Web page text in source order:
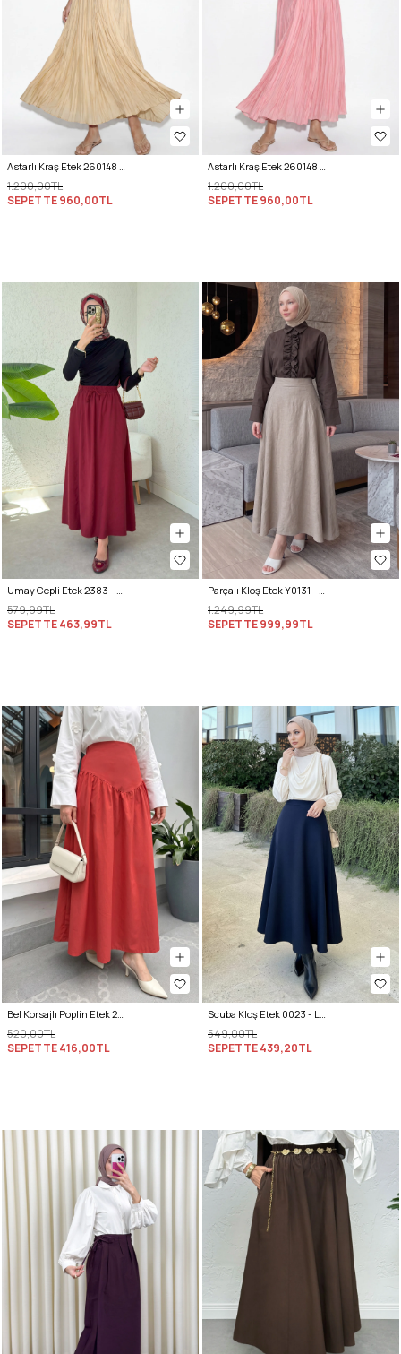
Astarlı Kraş Etek 260148 - TEREYAĞ SARISI
1.200,00TL
SEPETTE960,00TL
Astarlı Kraş Etek 260148 - PEMBE
1.200,00TL
SEPETTE960,00TL
Umay Cepli Etek 2383 - BORDO
579,99TL
SEPETTE463,99TL
Parçalı Kloş Etek Y0131 - TAŞ RENGİ
1.249,99TL
SEPETTE999,99TL
Bel Korsajlı Poplin Etek 26061 - KIRMIZI
520,00TL
SEPETTE416,00TL
Scuba Kloş Etek 0023 - LACİVERT
549,00TL
SEPETTE439,20TL